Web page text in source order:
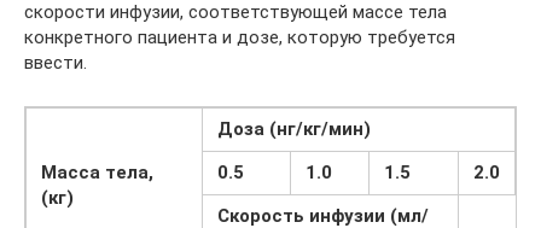
скорости инфузии, соответствующей массе тела
конкретного пациента и дозе, которую требуется
ввести.
Масса тела,
(кг)
Доза (нг/кг/мин)
0.5
1.0 1.5
2.0
Скорость инфузии (мл/